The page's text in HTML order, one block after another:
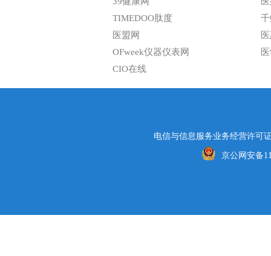
TIMEDOO肽度
医盟网
OFweek仪器仪表网
CIO在线
电信与信息服务业务经营许可
京公网安备